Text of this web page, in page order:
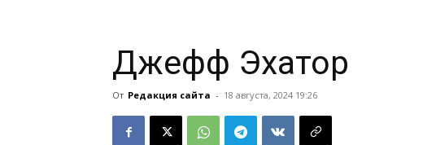
Джефф Эхатор
От Редакция сайта - 18 августа, 2024 19:26